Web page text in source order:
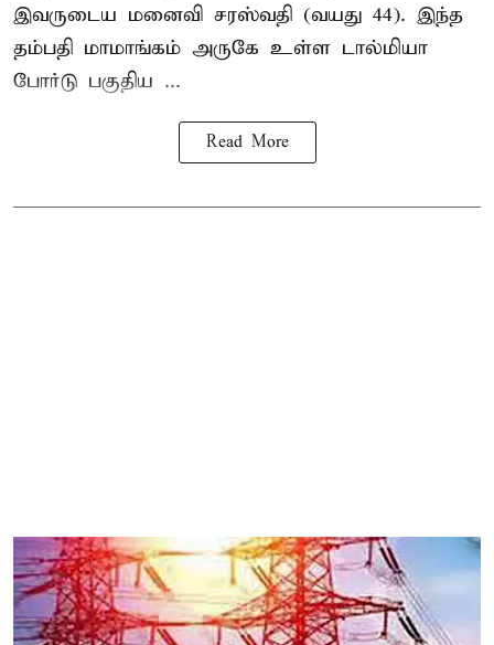
இவருடைய மனைவி சரஸ்வதி (வயது 44). இந்த
தம்பதி மாமாங்கம் அருகே உள்ள டால்மியா
போர்டு பகுதிய ...
Read More